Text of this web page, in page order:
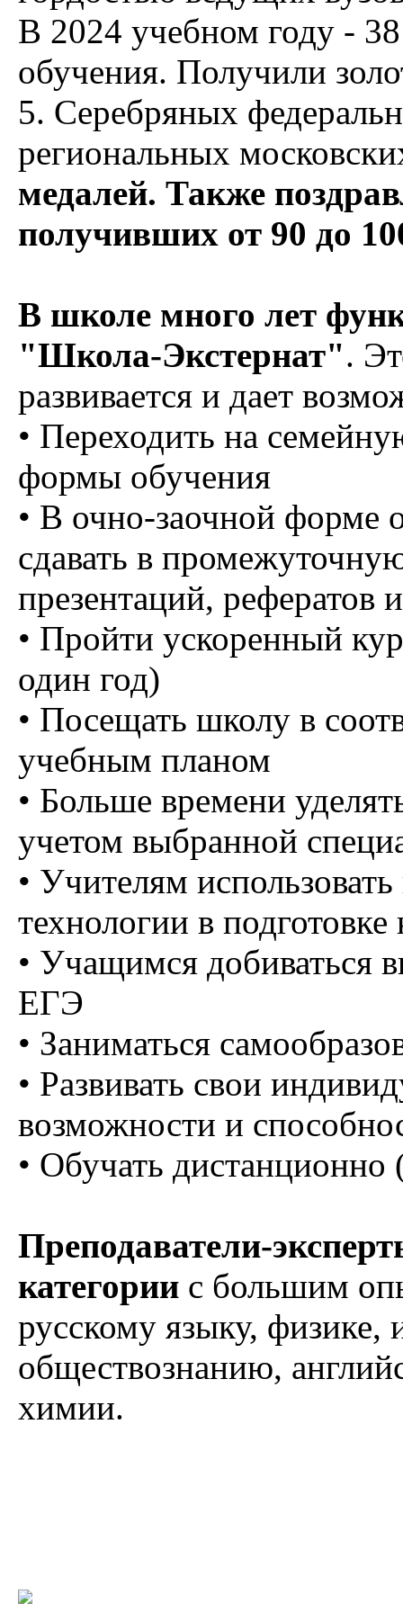
В 2024 учебном году -
обучения. Получили
5. Серебряных
региональных
медалей. Также
получивших от 90 до
В школе много лет
"Школа-Экстернат".
развивается и дает
• Переходить на
формы обучения
• В очно-заочной форме
сдавать в
презентаций, рефератов
• Пройти ускоренный
один год)
• Посещать школу в
учебным планом
• Больше времени
учетом выбранной
• Учителям
технологии в
• Учащимся добиваться
ЕГЭ
• Заниматься
• Развивать свои
возможности и
• Обучать дистанционно
Преподаватели-
категории с большим
русскому языку, физике,
обществознанию,
химии.